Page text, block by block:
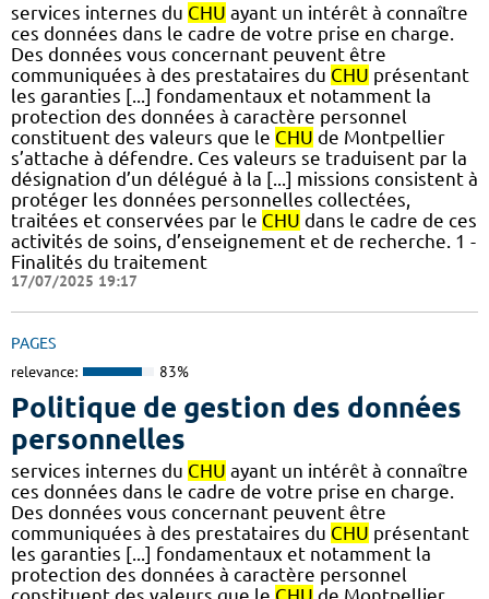
services internes du CHU ayant un intérêt à connaître
ces données dans le cadre de votre prise en charge.
Des données vous concernant peuvent être
communiquées à des prestataires du CHU présentant
les garanties [...] fondamentaux et notamment la
protection des données à caractère personnel
constituent des valeurs que le CHU de Montpellier
s’attache à défendre. Ces valeurs se traduisent par la
désignation d’un délégué à la [...] missions consistent à
protéger les données personnelles collectées,
traitées et conservées par le CHU dans le cadre de ces
activités de soins, d’enseignement et de recherche. 1 -
Finalités du traitement
17/07/2025 19:17
PAGES
relevance: 83%
Politique de gestion des données
personnelles
services internes du CHU ayant un intérêt à connaître
ces données dans le cadre de votre prise en charge.
Des données vous concernant peuvent être
communiquées à des prestataires du CHU présentant
les garanties [...] fondamentaux et notamment la
protection des données à caractère personnel